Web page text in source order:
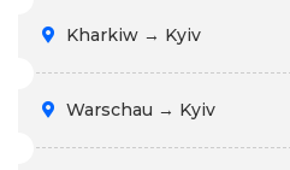
Kharkiw → Kyiv
Warschau → Kyiv